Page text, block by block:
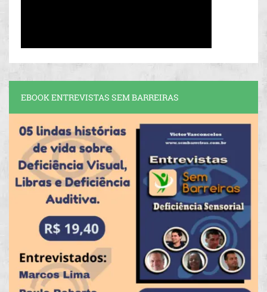
EBOOK ENTREVISTAS SEM BARREIRAS